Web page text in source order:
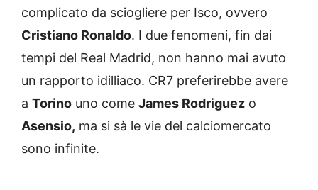
complicato da sciogliere per Isco, ovvero
Cristiano Ronaldo. I due fenomeni, fin dai
tempi del Real Madrid, non hanno mai avuto
un rapporto idilliaco. CR7 preferirebbe avere
a Torino uno come James Rodriguez o
Asensio, ma si sà le vie del calciomercato
sono infinite.